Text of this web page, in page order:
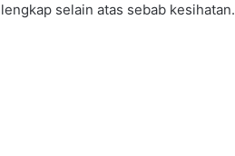
selain atas sebab kesihatan.